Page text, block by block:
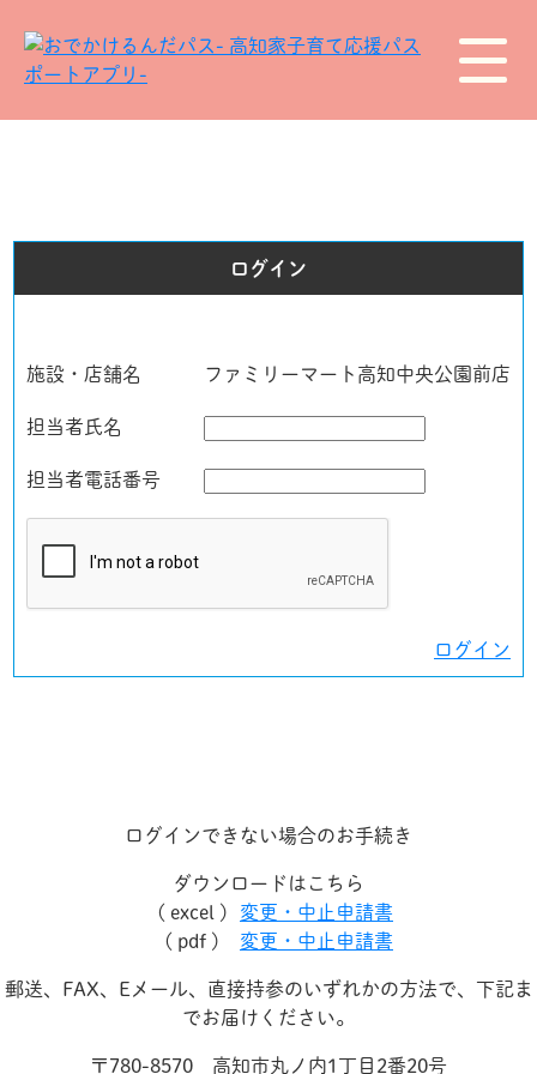
ログイン
施設・店舗名 ファミリーマート高知中央公園前店
担当者氏名
担当者電話番号
ログイン
ログインできない場合のお手続き
ダウンロードはこちら
( excel )
変更・中止申請書
( pdf )
変更・中止申請書
郵送、FAX、Eメール、直接持参のいずれかの方法で、下記ま
でお届けください。
〒780-8570 高知市丸ノ内1丁目2番20号